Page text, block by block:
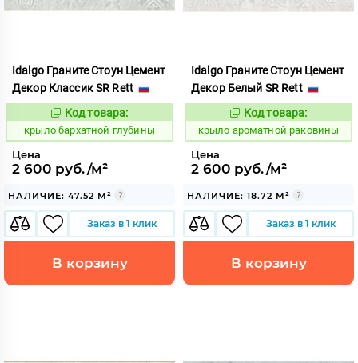
Idalgo Граните Стоун Цемент
Декор Классик SR Rett
828517
Код товара:
крыло бархатной глубины
Цена
2 600 руб./м²
НАЛИЧИЕ: 47.52 М²
Заказ в 1 клик
В корзину
Idalgo Граните Стоун Цемент
Декор Белый SR Rett
828453
Код товара:
крыло ароматной раковины
Цена
2 600 руб./м²
НАЛИЧИЕ: 18.72 М²
Заказ в 1 клик
В корзину